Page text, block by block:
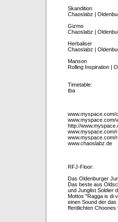
Skandition
Chaoslabz |
Gizmo
Chaoslabz |
Herbaliser
Chaoslabz |
Manson
Rolling Inspiration |
Timetable:
tba
www.myspace.com/
www.myspace.com/
http://
www.myspace.com/
www.myspace.com/
www.chaoslabz.de
RFJ-Floor:
Das Oldenburger
Das beste aus
und Junglist Soldier
Mottos "Ragga is di
einen Sound der
ffentlichten Choones